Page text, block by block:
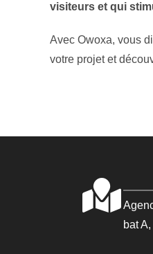
visiteurs et qui
Avec Owoxa, vous
votre projet et
bat